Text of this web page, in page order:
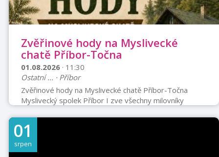
Zvěřinové hody na Myslivecké
chatě Příbor-Točna
01.08.2026 · 11:30
Ostatní ... · Příbor
Zvěřinové hody na Myslivecké chatě Příbor-Točna
Myslivecký spolek Příbor I zve všechny milovníky
Příbor-Točna. Výdej jídel bude zahájen v 11.30 hodin.
Nabídka jídel zvěřinový guláš s chlebem, pečený
divočák se zelím a knedlíkem, srnčí ragú se šťouchaným
01
srpen